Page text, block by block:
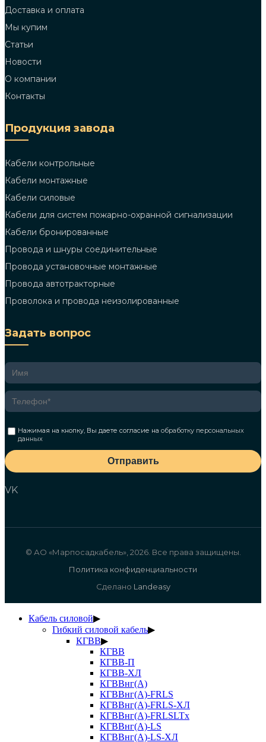
Доставка и оплата
Мы купим
Статьи
Новости
О компании
Контакты
Продукция завода
Кабели контрольные
Кабели монтажные
Кабели силовые
Кабели для систем пожарно-охранной сигнализации
Кабели бронированные
Провода и шнуры соединительные
Провода установочные монтажные
Провода автотракторные
Проволока и провода неизолированные
Задать вопрос
Нажимая на кнопку, Вы даете согласие наобработку персональных
данных
Отправить
VK
© АО «Марпосадкабель», 2026. Все права защищены.
Политика конфиденциальности
Сделано Landeasy
Кабель силовой▶
Гибкий силовой кабель▶
КГВВ▶
КГВВ
КГВВ-П
КГВВ-ХЛ
КГВВнг(А)
КГВВнг(А)-FRLS
КГВВнг(А)-FRLS-ХЛ
КГВВнг(А)-FRLSLTx
КГВВнг(А)-LS
КГВВнг(А)-LS-ХЛ